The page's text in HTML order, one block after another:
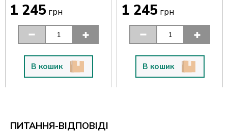
1 245 грн
В кошик
1 245 грн
В кошик
ПИТАННЯ-ВІДПОВІДІ